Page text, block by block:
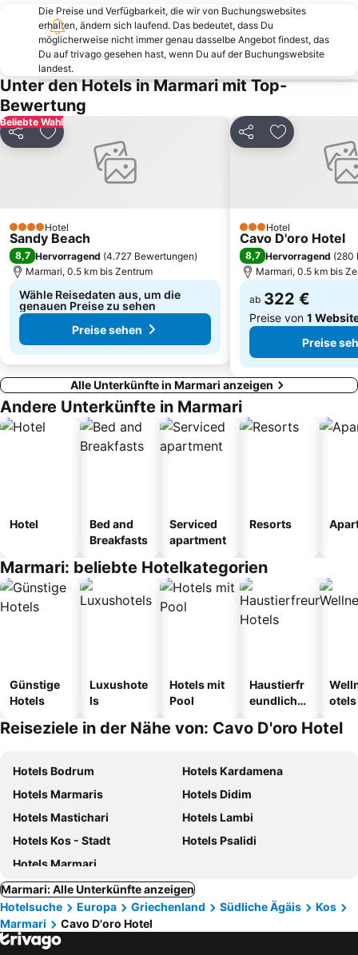
Karaincir Beach
D-Marin Turgutreis
Traditional Settlement of Pserimos
Ortakent Public Beach
Camel beach
Fantasia
Aquapark Bodrum
Unterwassermuseum Bodrum
Bodrum Bus Terminal
Kalimera
Rabbit Island
Bodrum Amphitheatre
Traditional Settlement of Mandraki
Bodrum Food Bazar
Traditional Settlement of Myrties
Palmarina Yalikavak
Palmarina Bodrum
Cumhuriyet Street
Platanos
Die Preise und Verfügbarkeit, die wir von Buchungswebsites
erhalten, ändern sich laufend. Das bedeutet, dass Du
möglicherweise nicht immer genau dasselbe Angebot findest, das
Du auf trivago gesehen hast, wenn Du auf der Buchungswebsite
landest.
Unter den Hotels in Marmari mit Top-
Bewertung
Beliebte Wahl
Teilen Zu Favoriten hinzufügen
4 SterneHotel
Sandy Beach
8,7 Hervorragend (4.727 Bewertungen)
Marmari, 0.5 km bis Zentrum
Wähle Reisedaten aus, um die
genauen Preise zu sehen
Preise sehen
Teilen Zu Favoriten
3 Sterne
Hotel
Cavo D'oro Hotel
8,7 Hervorragend (280
Marmari, 0.5 km bis
ab 322 €
Preise von 1
Preise
Alle Unterkünfte in Marmari anzeigen
Andere Unterkünfte in Marmari
Hotel
Bed and
Breakfasts
Serviced
apartment
Resorts
Marmari: beliebte Hotelkategorien
Günstige
Hotels
Luxushote
ls
Hotels mit
Pool
Haustierfr
eundliche
otels
Reiseziele in der Nähe von: Cavo D'oro Hotel
Hotels Bodrum
Hotels Kardamena
Hotels Marmaris
Hotels Didim
Hotels Mastichari
Hotels Lambi
Hotels Kos - Stadt
Hotels Psalidi
Hotels Marmari
Marmari: Alle Unterkünfte anzeigen
Hotelsuche
Europa Griechenland Südliche Ägäis
Kos
Marmari
Cavo D'oro Hotel